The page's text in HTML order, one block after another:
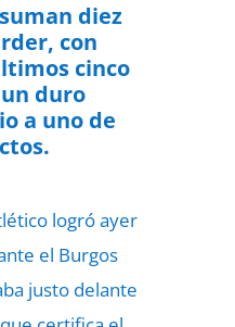
diez
con
cinco
duro
a uno de
logró ayer
el Burgos
justo delante